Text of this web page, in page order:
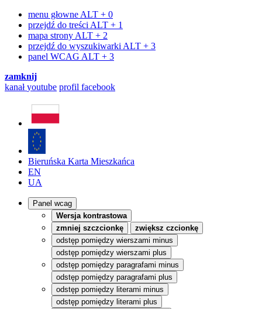
menu głowne ALT + 0
przejdź do treści ALT + 1
mapa strony ALT + 2
przejdź do wyszukiwarki ALT + 3
panel WCAG ALT + 3
zamknij
kanałyoutube profil facebook
Bieruńska Karta Mieszkańca
EN
UA
Panel wcag
Wersja kontrastowa
zmniej szczcionkę
zwiększ czcionkę
odstęp pomiędzy wierszami minus
odstęp pomiędzy wierszami plus
odstęp pomiędzy paragrafami minus
odstęp pomiędzy paragrafami plus
odstęp pomiędzy literami minus
odstęp pomiędzy literami plus